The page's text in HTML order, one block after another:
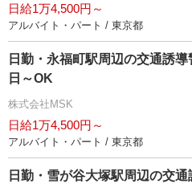
日給1万4,500円～
アルバイト・パート / 東京都
日勤・永福町駅周辺の交通誘
日～OK
株式会社MSK
日給1万4,500円～
アルバイト・パート / 東京都
日勤・雪が谷大塚駅周辺の交